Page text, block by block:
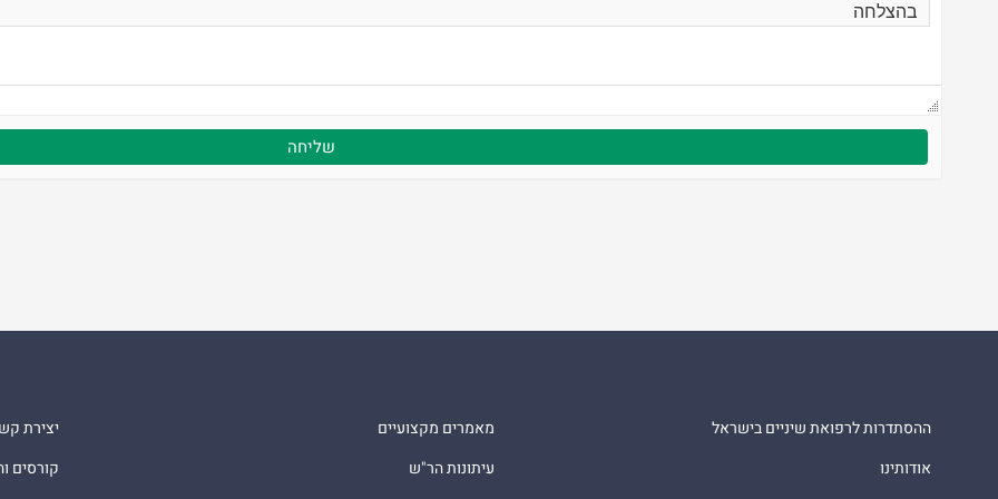
ההסתדרות לרפואת שיניים בישראל
אודותינו
מאמרים מקצועיים
עיתונות הר"ש
יצירת
קורסים